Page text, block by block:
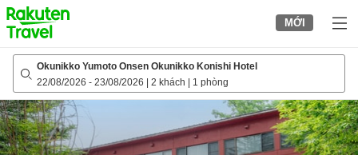
to
top
page
MỚI
Okunikko Yumoto Onsen Okunikko Konishi Hotel
22/08/2026 - 23/08/2026 2 khách 1 phòng